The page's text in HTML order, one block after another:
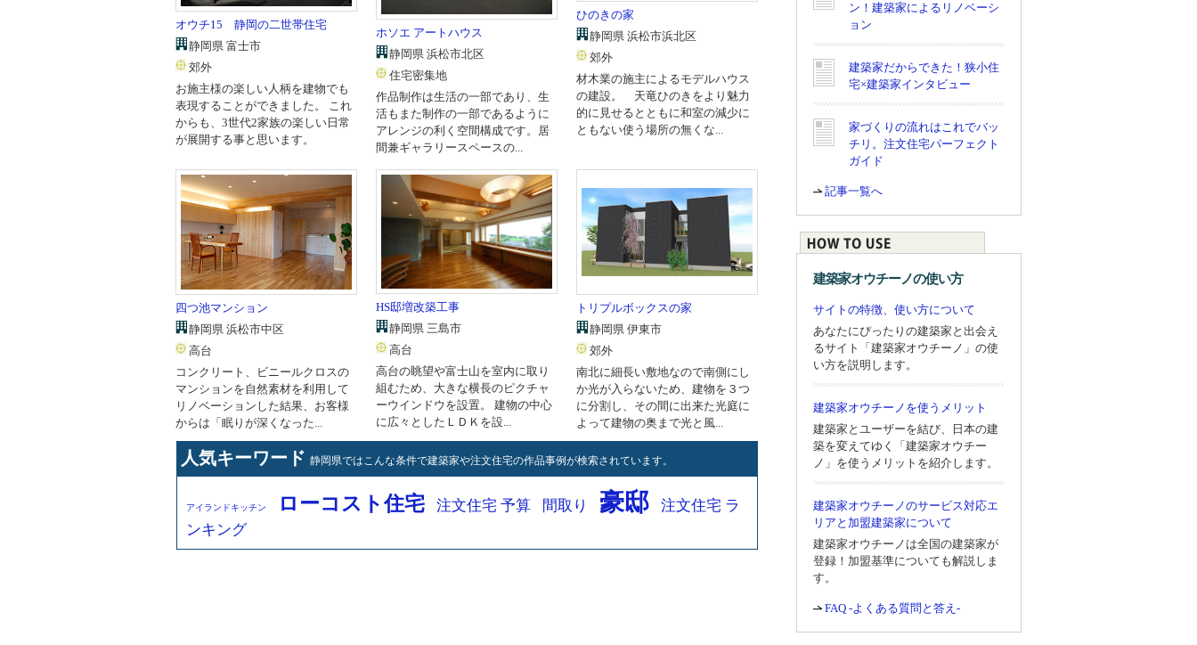
オウチ15 静岡の二世帯住宅
静岡県 富士市
郊外
お施主様の楽しい人柄を建物でも
表現することができました。 これ
からも、3世代2家族の楽しい日常
が展開する事と思います。
ホソエ アートハウス
静岡県 浜松市北区
住宅密集地
作品制作は生活の一部であり、生
活もまた制作の一部であるように
アレンジの利く空間構成です。居
間兼ギャラリースペースの...
ひのきの家
静岡県 浜松市浜北区
郊外
材木業の施主によるモデルハウス
の建設。 天竜ひのきをより魅力
的に見せるとともに和室の減少に
ともない使う場所の無くな...
四つ池マンション
静岡県 浜松市中区
高台
コンクリート、ビニールクロスの
マンションを自然素材を利用して
リノベーションした結果、お客様
からは「眠りが深くなった...
HS邸増改築工事
静岡県 三島市
高台
高台の眺望や富士山を室内に取り
組むため、大きな横長のピクチャ
ーウインドウを設置。 建物の中心
に広々としたＬＤＫを設...
トリプルボックスの家
静岡県 伊東市
郊外
南北に細長い敷地なので南側にし
か光が入らないため、建物を３つ
に分割し、その間に出来た光庭に
よって建物の奥まで光と風...
人気キーワード 静岡県ではこんな条件で建築家や注文住宅の作品事例が検索されています。
アイランドキッチン ローコスト住宅 注文住宅 予算 間取り 豪邸
注文住宅 ラ
ンキング
ン！建築家によるリノベーシ
ョン
建築家だからできた！狭小住
宅×建築家インタビュー
家づくりの流れはこれでバッ
チリ。注文住宅パーフェクト
ガイド
記事一覧へ
建築家オウチーノの使い方
サイトの特徴、使い方について
あなたにぴったりの建築家と出会え
るサイト「建築家オウチーノ」の使
い方を説明します。
建築家オウチーノを使うメリット
建築家とユーザーを結び、日本の建
築を変えてゆく「建築家オウチー
ノ」を使うメリットを紹介します。
建築家オウチーノのサービス対応エ
リアと加盟建築家について
建築家オウチーノは全国の建築家が
登録！加盟基準についても解説しま
す。
FAQ -よくある質問と答え-